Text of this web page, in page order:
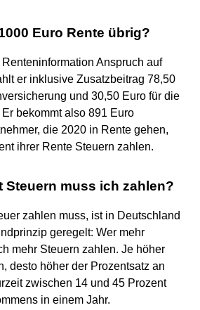
Euro Rente übrig?
Anspruch auf
er inklusive Zusatzbeitrag 78,50
und 30,50 Euro für die
bekommt also 891 Euro
die 2020 in Rente gehen,
ihrer Rente Steuern zahlen.
Steuern muss ich zahlen?
zahlen muss, ist in Deutschland
geregelt: Wer mehr
mehr Steuern zahlen. Je höher
desto höher der Prozentsatz an
zwischen 14 und 45 Prozent
in einem Jahr.